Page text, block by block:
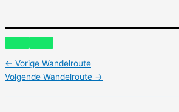
← Vorige Wandelroute
Volgende Wandelroute →